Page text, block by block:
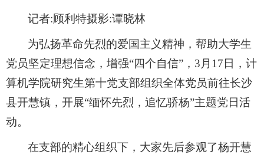
记者:顾利特摄影:谭晓林
为弘扬革命先烈的爱国主义精神，帮助大学生
党员坚定理想信念，增强“四个自信”，3月17日，计
算机学院研究生第十党支部组织全体党员前往长沙
县开慧镇，开展“缅怀先烈，追忆骄杨”主题党日活
动。
在支部的精心组织下，大家先后参观了杨开慧